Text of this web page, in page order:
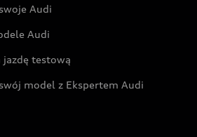
Audi
Audi
jazdę testową
model z Ekspertem Audi